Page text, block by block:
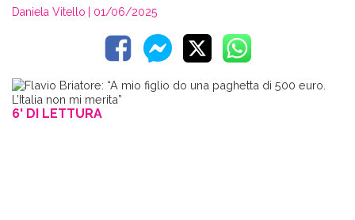
Daniela Vitello | 01/06/2025
6' DI LETTURA